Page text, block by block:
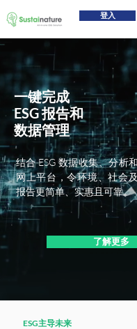
登入
一键完成
ESG 报告和
数据管理
结合 ESG 数据收集、分析
网上平台，令环境、社会
报告更简单、实惠且可靠。
了解更多
ESG主导未来